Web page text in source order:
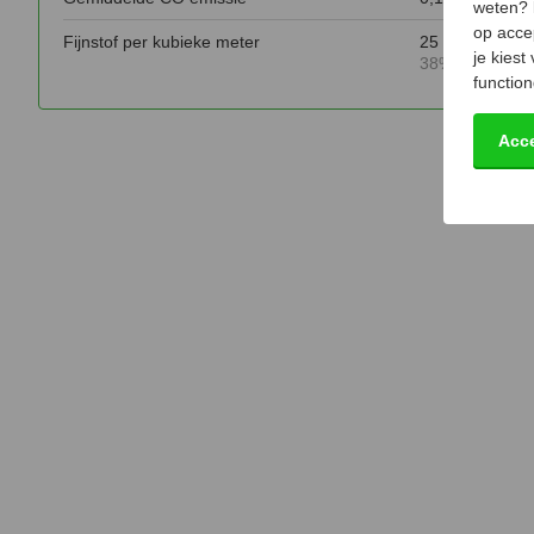
Fijnstof per kubieke meter
25 mg
38% minder
weten?
op
je kiest